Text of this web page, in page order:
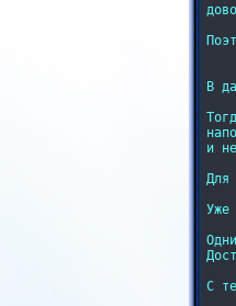
В
и
Для
Уже
С